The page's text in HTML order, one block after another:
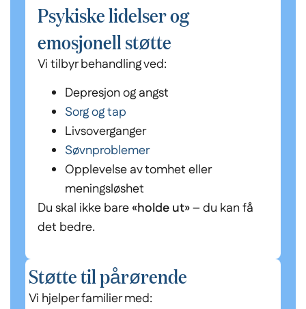
Psykiske lidelser og
emosjonell støtte
Vi tilbyr behandling ved:
Depresjon og angst
Sorg og tap
Livsoverganger
Søvnproblemer
Opplevelse av tomhet eller
meningsløshet
Du skal ikke bare«holde ut»– du kan få
det bedre.
Støtte til pårørende
Vi hjelper familier med: